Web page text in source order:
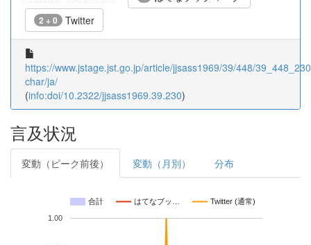
2 + 0 Twitter
https://www.jstage.jst.go.jp/article/jjsass1969/39/448/
char/ja/
(info:doi/10.2322/jjsass1969.39.230)
言及状況
変動（ピーク前後） 変動（月別） 分布
合計 はてなブッ… Twitter (通常)
1.00